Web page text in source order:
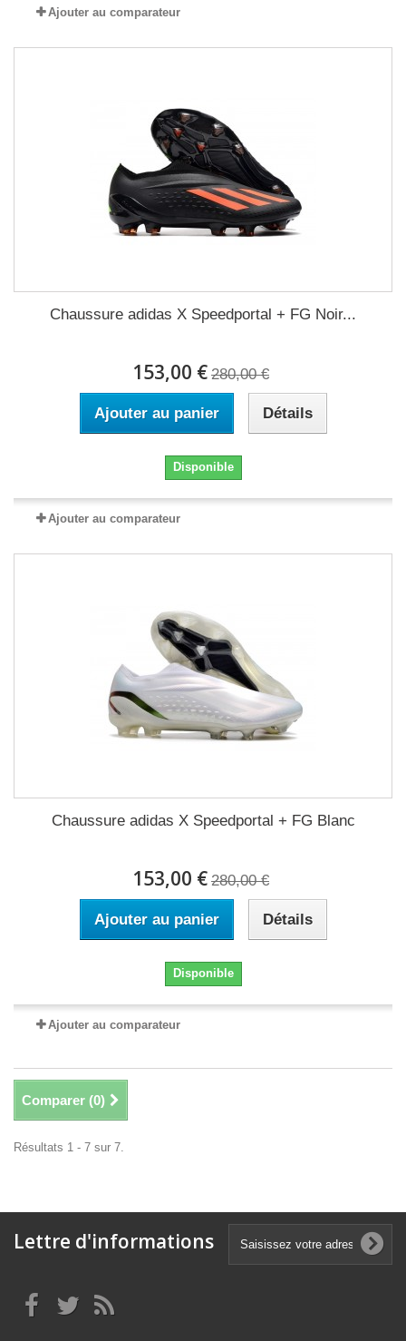
Ajouter au comparateur
Chaussure adidas X Speedportal + FG Noir...
153,00 € 280,00 €
Ajouter au panier Détails
Disponible
Ajouter au comparateur
Chaussure adidas X Speedportal + FG Blanc
153,00 € 280,00 €
Ajouter au panier Détails
Disponible
Ajouter au comparateur
Comparer (0)
Résultats 1 - 7 sur 7.
Lettre d'informations